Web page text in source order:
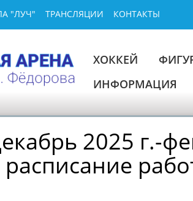
"ЛУЧ" ТРАНСЛЯЦИИ КОНТАКТЫ
ХОККЕЙ
ИНФОРМАЦИЯ
2025 г.-